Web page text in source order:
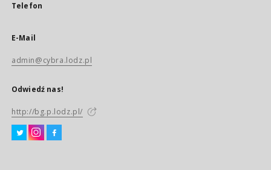
Telefon
E-Mail
admin@cybra.lodz.pl
Odwiedź nas!
http://bg.p.lodz.pl/